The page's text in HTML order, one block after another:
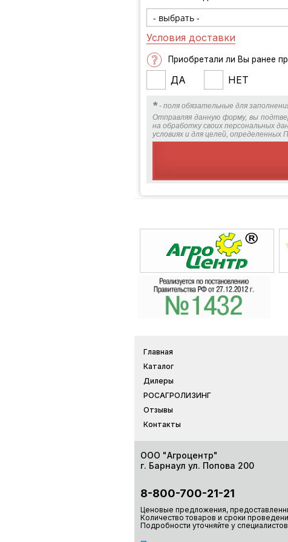
Условия доставки
Приобретали ли Вы ранее
ДА НЕТ
*- поля обязательные для
Отправляя данную форму, вы
на обработку своих персональных
условиях и для целей,
Главная
Каталог
Дилеры
РОСАГРОЛИЗИНГ
Отзывы
Контакты
ООО "Агроцентр"
г. Барнаул ул. Попова 200
8-800-700-21-21
Ценовые предложения,
Количество товаров и сроки
Подробности уточняйте у